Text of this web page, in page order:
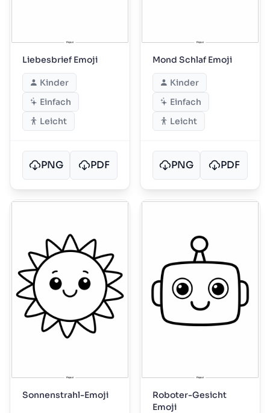
Liebesbrief Emoji
Kinder
Einfach
Leicht
PNG PDF
Mond Schlaf Emoji
Kinder
Einfach
Leicht
PNG PDF
Sonnenstrahl-Emoji
Roboter-Gesicht
Emoji